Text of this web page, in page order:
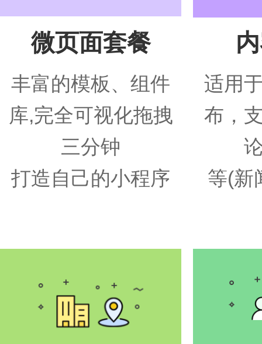
微页面套餐
丰富的模板、组件
库,完全可视化拖拽
三分钟
打造自己的小程序
适用
布，
等(新